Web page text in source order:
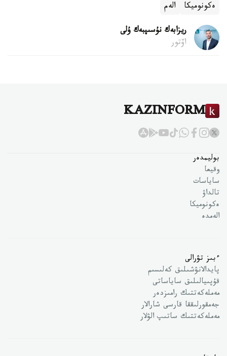
ەكونوميكا الەم
ريزابەك نۇسىپبەك ۇلى
اۆتور
KAZINFORM
بوليمدەر
وقيعا
ساياسات
تالداۋ
ەكونوميكا
الەمدە
ءبىز تۋرالى
پايدالانۋشىلىق كەلىسىم
قۇپىيالىلىق ساياساتى
مەملەكەتتىك رامىزدەر
جەمقورلىققا قارسى شارالار
مەملەكەتتىك ساتىپ الۋلار